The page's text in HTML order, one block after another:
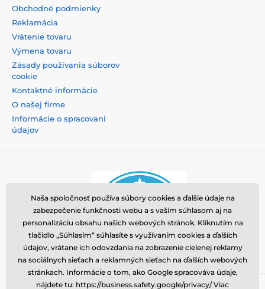
Obchodné podmienky
Reklamácia
Vrátenie tovaru
Výmena tovaru
Zásady používania súborov
cookie
Kontaktné informácie
O našej firme
Informácie o spracovaní
údajov
Naša spoločnosť používa súbory cookies a ďalšie údaje na
zabezpečenie funkčnosti webu a s vaším súhlasom aj na
personalizáciu obsahu našich webových stránok. Kliknutím na
tlačidlo „Súhlasím“ súhlasíte s využívaním cookies a ďalších
údajov, vrátane ich odovzdania na zobrazenie cielenej reklamy
na sociálnych sieťach a reklamných sieťach na ďalších webových
stránkach. Informácie o tom, ako Google spracováva údaje,
nájdete tu: https://business.safety.google/privacy/ Viac